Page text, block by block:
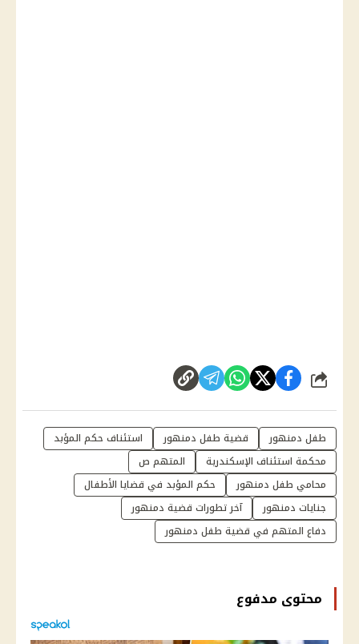
شارك
طفل دمنهور قضية طفل دمنهور
استئناف حكم المؤبد
محكمة استئناف الإسكندرية
المتهم ص
محامي طفل دمنهور
حكم المؤبد في قضايا الأطفال
جنايات دمنهور
آخر تطورات قضية دمنهور
دفاع المتهم في قضية طفل دمنهور
محتوى مدفوع